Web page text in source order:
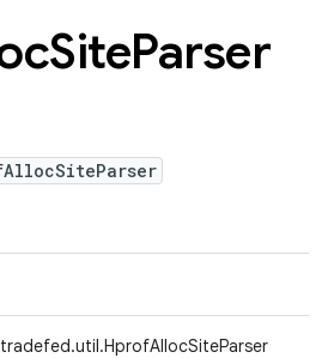
SiteParser